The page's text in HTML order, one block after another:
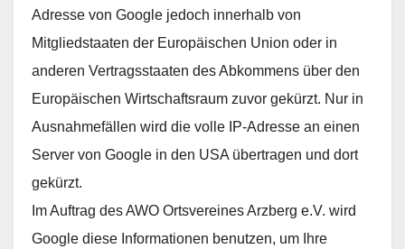
Adresse von Google jedoch innerhalb von
Mitgliedstaaten der Europäischen Union oder in
anderen Vertragsstaaten des Abkommens über den
Europäischen Wirtschaftsraum zuvor gekürzt. Nur in
Ausnahmefällen wird die volle IP-Adresse an einen
Server von Google in den USA übertragen und dort
gekürzt.
Im Auftrag des AWO Ortsvereines Arzberg e.V. wird
Google diese Informationen benutzen, um Ihre